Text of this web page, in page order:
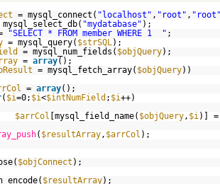
= mysql_connect( "localhost" , "root" , "root"
mysql_select_db( "mydatabase" );
"SELECT * FROM member WHERE 1 " ;
= mysql_query( $strSQL);
= mysql_num_fields( $objQuery);
= array();
= mysql_fetch_array( $objQuery))
= array();
( $i=0; $i<$intNumField ; $i++)
$arrCol [mysql_field_name( $objQuery, $i)] =
( $resultArray, $arrCol );
$objConnect );
$resultArray);